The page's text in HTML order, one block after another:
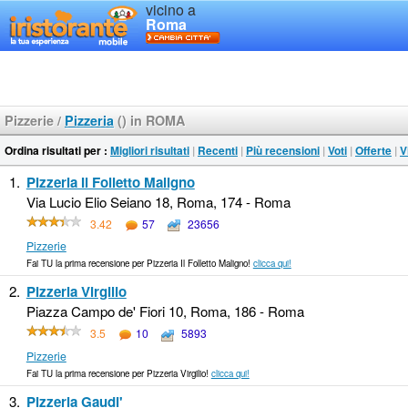
vicino a
Roma
Pizzerie / Pizzeria () in ROMA
Ordina risultati per : Migliori risultati | Recenti | Più recensioni | Voti | Offerte |
1. Pizzeria Il Folletto Maligno
Via Lucio Elio Seiano 18, Roma, 174 - Roma
3.42 57
23656
Pizzerie
Fai TU la prima recensione per Pizzeria Il Folletto Maligno! clicca qui!
2. Pizzeria Virgilio
Piazza Campo de' Fiori 10, Roma, 186 - Roma
3.5 10
5893
Pizzerie
Fai TU la prima recensione per Pizzeria Virgilio! clicca qui!
3. Pizzeria Gaudi'